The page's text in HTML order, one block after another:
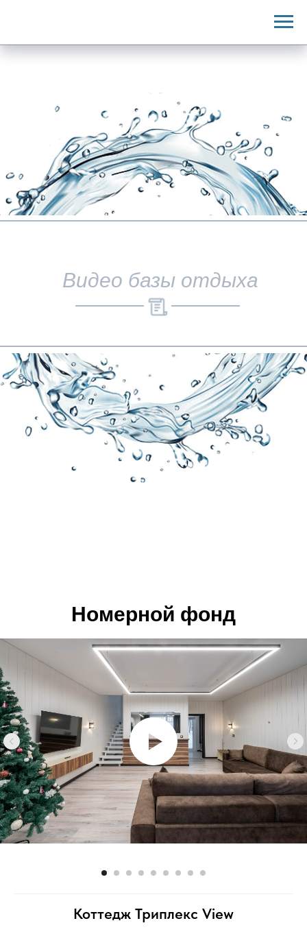
Видео базы отдыха
Номерной фонд
Коттедж Триплекс View